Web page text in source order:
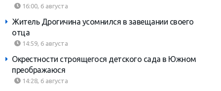
16:00, 6 августа
Житель Дрогичина усомнился в завещании своего
отца
14:59, 6 августа
Окрестности строящегося детского сада в Южном
преображаюся
14:28, 6 августа